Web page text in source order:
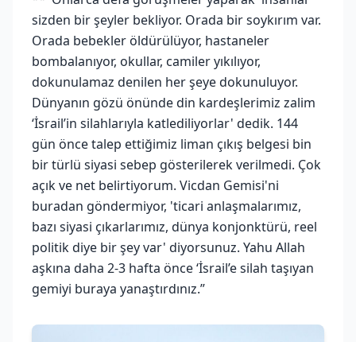
sizden bir şeyler bekliyor. Orada bir soykırım var.
Orada bebekler öldürülüyor, hastaneler
bombalanıyor, okullar, camiler yıkılıyor,
dokunulamaz denilen her şeye dokunuluyor.
Dünyanın gözü önünde din kardeşlerimiz zalim
‘İsrail’in silahlarıyla katlediliyorlar' dedik. 144
gün önce talep ettiğimiz liman çıkış belgesi bin
bir türlü siyasi sebep gösterilerek verilmedi. Çok
açık ve net belirtiyorum. Vicdan Gemisi'ni
buradan göndermiyor, 'ticari anlaşmalarımız,
bazı siyasi çıkarlarımız, dünya konjonktürü, reel
politik diye bir şey var' diyorsunuz. Yahu Allah
aşkına daha 2-3 hafta önce ‘İsrail’e silah taşıyan
gemiyi buraya yanaştırdınız.”